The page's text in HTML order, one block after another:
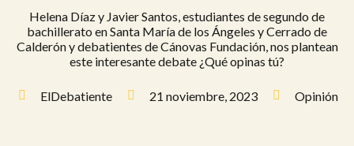
Helena Díaz y Javier Santos, estudiantes de segundo de
bachillerato en Santa María de los Ángeles y Cerrado de
Calderón y debatientes de Cánovas Fundación, nos plantean
este interesante debate ¿Qué opinas tú?
ElDebatiente 21 noviembre, 2023 Opinión